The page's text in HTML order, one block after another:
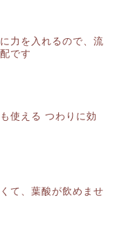
力を入れるので、流
です
使える つわりに効
て、葉酸が飲めませ